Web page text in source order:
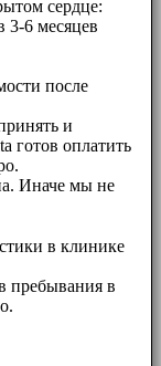
сердце:
3-6 месяцев
после
и
готов оплатить
Иначе мы не
в клинике
пребывания в